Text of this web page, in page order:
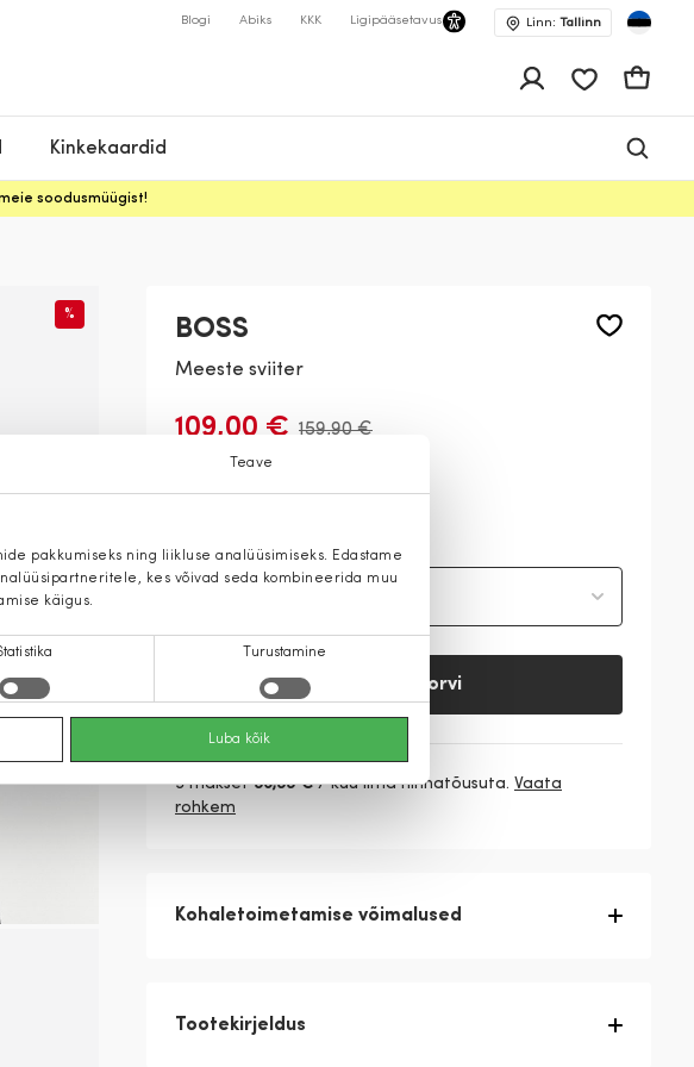
Teave
pakkumiseks ning liikluse analüüsimiseks. Edastame
kes võivad seda kombineerida muu
käigus.
Turustamine
Luba kõik
Blogi Abiks KKK Ligipääsetavus Linn: Tallinn
Kinkekaardid
soodusmüügist!
%
BOSS
Meeste sviiter
109,00 € 159,90 €
Lisa ostukorvi
3 makset36,33 €/ kuu ilma hinnatõusuta. Vaata
rohkem
Kohaletoimetamise võimalused
Tootekirjeldus